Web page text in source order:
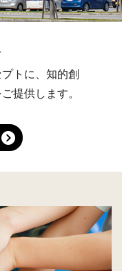
トに、知的創
提供します。